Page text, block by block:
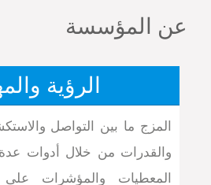
عن المؤسسة
الرؤية
المزج ما بين التواصل
والقدرات من خلال أدوات
المعطيات والمؤشرات على